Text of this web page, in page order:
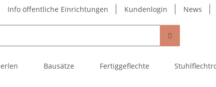
Info öffentliche Einrichtungen Kundenlogin News
Bausätze Fertiggeflechte